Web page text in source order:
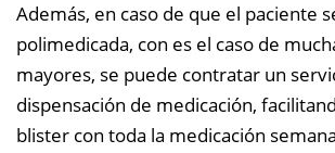
Además, en caso de que el paciente
polimedicada, con es el caso de
mayores, se puede contratar un
dispensación de medicación,
blister con toda la medicación